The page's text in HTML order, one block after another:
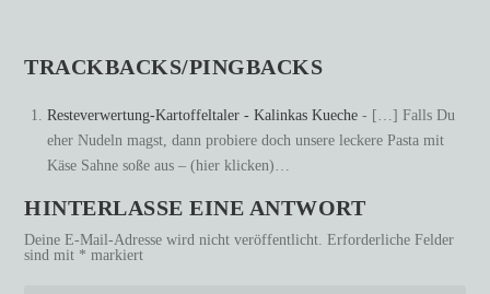
TRACKBACKS/PINGBACKS
Resteverwertung-Kartoffeltaler - Kalinkas Kueche - […] Falls Du
eher Nudeln magst, dann probiere doch unsere leckere Pasta mit
Käse Sahne soße aus – (hier klicken)…
HINTERLASSE EINE ANTWORT
Deine E-Mail-Adresse wird nicht veröffentlicht. Erforderliche Felder
sind mit * markiert